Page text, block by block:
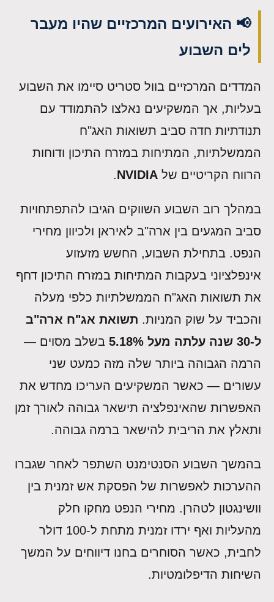
📢 האירועים המרכזיים שהיו מעבר
לים השבוע
המדדים המרכזיים בוול סטריט סיימו את השבוע
בעליות, אך המשקיעים נאלצו להתמודד עם
תנודתיות חדה סביב תשואות האג"ח
הממשלתיות, המתיחות במזרח התיכון ודוחות
הרווח הקריטיים של NVIDIA
.
במהלך רוב השבוע השווקים הגיבו להתפתחויות
סביב המגעים בין ארה"ב לאיראן ולכיוון מחירי
הנפט. בתחילת השבוע, החשש מזעזוע
אינפלציוני בעקבות המתיחות במזרח התיכון דחף
את תשואות האג"ח הממשלתיות כלפי מעלה
והכביד על שוק המניות. תשואת אג"ח ארה"ב
ל-30 שנה עלתה מעל 5.18%
בשלב מסוים —
הרמה הגבוהה ביותר שלה מזה כמעט שני
עשורים — כאשר המשקיעים העריכו מחדש את
האפשרות שהאינפלציה תישאר גבוהה לאורך זמן
ותאלץ את הריבית להישאר ברמה גבוהה.
בהמשך השבוע הסנטימנט השתפר לאחר שגברו
ההערכות לאפשרות של הפסקת אש זמנית בין
וושינגטון לטהרן. מחירי הנפט מחקו חלק
מהעליות ואף ירדו זמנית מתחת ל-100 דולר
לחבית, כאשר הסוחרים בחנו דיווחים על המשך
השיחות הדיפלומטיות.